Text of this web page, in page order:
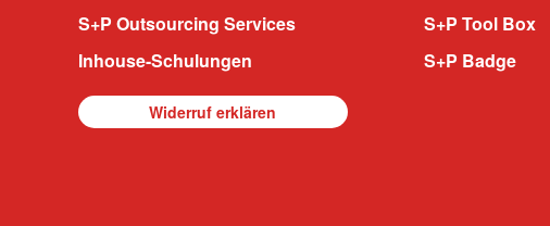
S+P Outsourcing Services
Inhouse-Schulungen
Widerruf erklären
S+P Tool Box
S+P Badge